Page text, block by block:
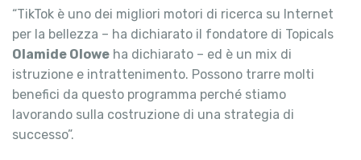
“TikTok è uno dei migliori motori di ricerca su Internet
per la bellezza – ha dichiarato il fondatore di Topicals
Olamide Olowe ha dichiarato – ed è un mix di
istruzione e intrattenimento. Possono trarre molti
benefici da questo programma perché stiamo
lavorando sulla costruzione di una strategia di
successo”.